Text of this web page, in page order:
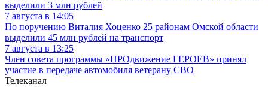
выделили 3 млн рублей
7 августа в 14:05
По поручению Виталия Хоценко 25 районам Омской области
выделили 45 млн рублей на транспорт
7 августа в 13:25
Член совета программы «ПРОдвижение ГЕРОЕВ» принял
участие в передаче автомобиля ветерану СВО
Телеканал